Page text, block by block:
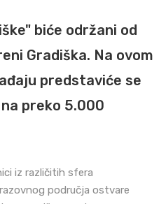
biće održani od
Gradiška. Na ovom
predstaviće se
preko 5.000
iz različitih sfera
područja ostvare